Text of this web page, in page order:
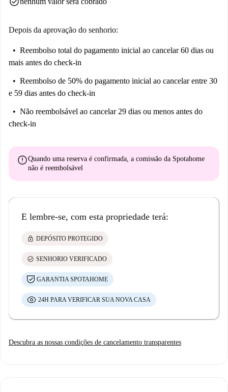
bem localizado para alugar.
Depois da aprovação do senhorio:
Reembolso total do pagamento inicial ao cancelar 60 dias ou
mais antes do check-in
Reembolso de 50% do pagamento inicial ao cancelar entre 30
e 59 dias antes do check-in
Não reembolsável ao cancelar 29 dias ou menos antes do
check-in
errorQuando uma reserva é confirmada, a comissão da Spotahome
não é reembolsável
E lembre-se, com esta propriedade terá:
lock DEPÓSITO PROTEGIDO
check_circle SENHORIO VERIFICADO
GARANTIA SPOTAHOME
24H PARA VERIFICAR SUA NOVA CASA
Descubra as nossas condições de cancelamento transparentes